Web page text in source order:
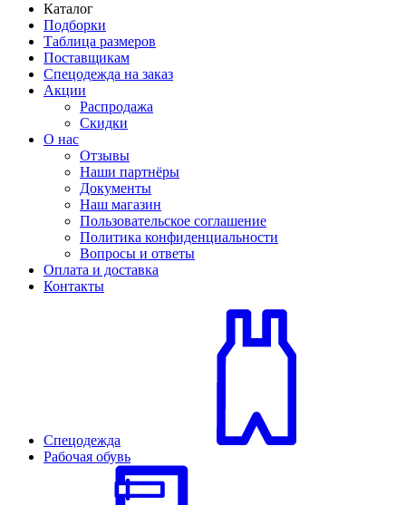
Каталог
Подборки
Таблица размеров
Поставщикам
Спецодежда на заказ
Акции
Распродажа
Скидки
О нас
Отзывы
Наши партнёры
Документы
Наш магазин
Пользовательское соглашение
Политика конфиденциальности
Вопросы и ответы
Оплата и доставка
Контакты
Спецодежда
Рабочая обувь